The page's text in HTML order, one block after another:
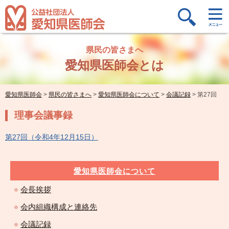
県民の皆さまへ
愛知県医師会とは
愛知県医師会 > 県民の皆さまへ > 愛知県医師会について > 会議記録 > 第27回
理事会議事録
第27回（令和4年12月15日）
愛知県医師会について
会長挨拶
会内組織構成と連絡先
会議記録